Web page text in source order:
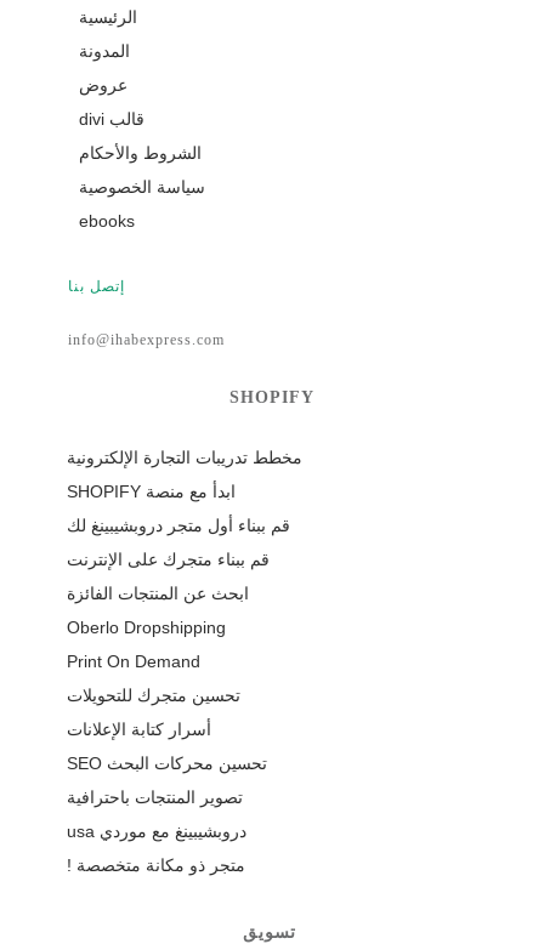
الرئيسية
المدونة
عروض
قالب divi
الشروط والأحكام
سياسة الخصوصية
ebooks
إتصل بنا
info@ihabexpress.com
SHOPIFY
مخطط تدريبات التجارة الإلكترونية
ابدأ مع منصة SHOPIFY
قم ببناء أول متجر دروبشيبينغ لك
قم ببناء متجرك على الإنترنت
ابحث عن المنتجات الفائزة
Oberlo Dropshipping
Print On Demand
تحسين متجرك للتحويلات
أسرار كتابة الإعلانات
تحسين محركات البحث SEO
تصوير المنتجات باحترافية
دروبشيبينغ مع موردي usa
متجر ذو مكانة متخصصة !
تسويق